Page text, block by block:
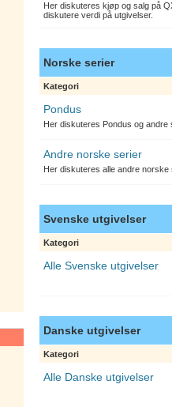
Her diskuteres kjøp og salg på
diskutere verdi på utgivelser.
Norske serier
Kategori
Pondus
Her diskuteres Pondus og
Andre norske serier
Her diskuteres alle andre
Svenske utgivelser
Kategori
Alle Svenske utgivelser
Danske utgivelser
Kategori
Alle Danske utgivelser